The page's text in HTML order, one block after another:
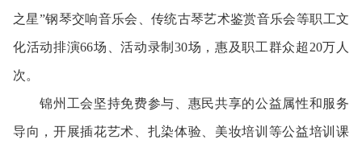
之星”钢琴交响音乐会、传统古琴艺术鉴赏音乐会等职工文
化活动排演66场、活动录制30场，惠及职工群众超20万人
次。
锦州工会坚持免费参与、惠民共享的公益属性和服务
导向，开展插花艺术、扎染体验、美妆培训等公益培训课